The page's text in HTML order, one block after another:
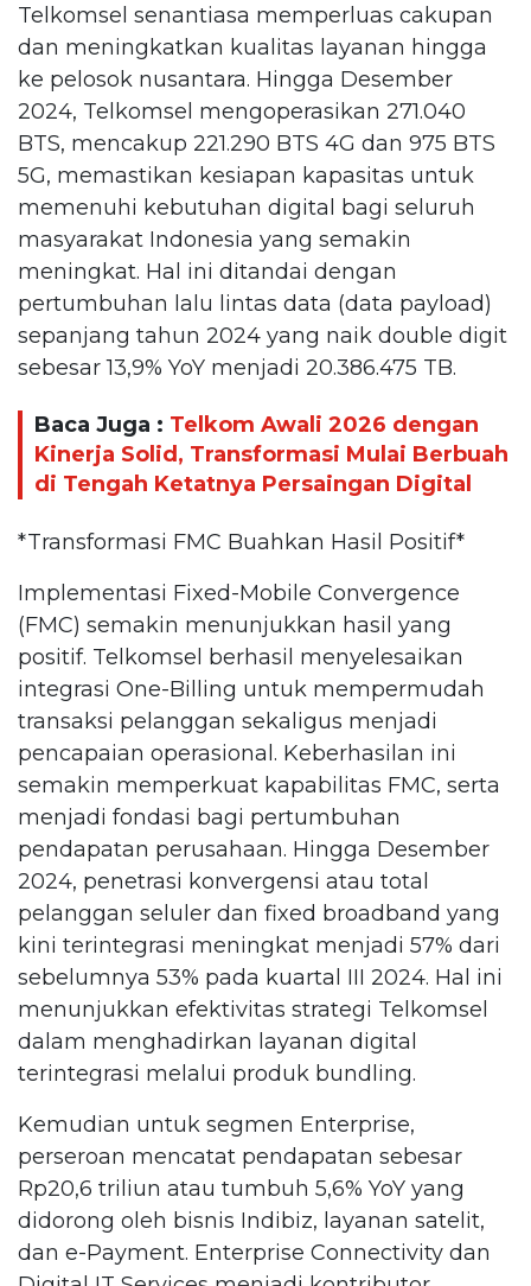
Telkomsel senantiasa memperluas cakupan
dan meningkatkan kualitas layanan hingga
ke pelosok nusantara. Hingga Desember
2024, Telkomsel mengoperasikan 271.040
BTS, mencakup 221.290 BTS 4G dan 975 BTS
5G, memastikan kesiapan kapasitas untuk
memenuhi kebutuhan digital bagi seluruh
masyarakat Indonesia yang semakin
meningkat. Hal ini ditandai dengan
pertumbuhan lalu lintas data (data payload)
sepanjang tahun 2024 yang naik double digit
sebesar 13,9% YoY menjadi 20.386.475 TB.
Baca Juga : Telkom Awali 2026 dengan
Kinerja Solid, Transformasi Mulai Berbuah
di Tengah Ketatnya Persaingan Digital
*Transformasi FMC Buahkan Hasil Positif*
Implementasi Fixed-Mobile Convergence
(FMC) semakin menunjukkan hasil yang
positif. Telkomsel berhasil menyelesaikan
integrasi One-Billing untuk mempermudah
transaksi pelanggan sekaligus menjadi
pencapaian operasional. Keberhasilan ini
semakin memperkuat kapabilitas FMC, serta
menjadi fondasi bagi pertumbuhan
pendapatan perusahaan. Hingga Desember
2024, penetrasi konvergensi atau total
pelanggan seluler dan fixed broadband yang
kini terintegrasi meningkat menjadi 57% dari
sebelumnya 53% pada kuartal III 2024. Hal ini
menunjukkan efektivitas strategi Telkomsel
dalam menghadirkan layanan digital
terintegrasi melalui produk bundling.
Kemudian untuk segmen Enterprise,
perseroan mencatat pendapatan sebesar
Rp20,6 triliun atau tumbuh 5,6% YoY yang
didorong oleh bisnis Indibiz, layanan satelit,
dan e-Payment. Enterprise Connectivity dan